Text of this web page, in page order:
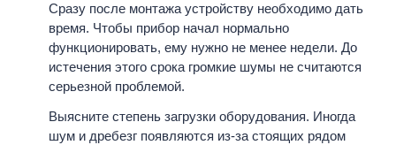
Сразу после монтажа устройству необходимо дать
время. Чтобы прибор начал нормально
функционировать, ему нужно не менее недели. До
истечения этого срока громкие шумы не считаются
серьезной проблемой.
Выясните степень загрузки оборудования. Иногда
шум и дребезг появляются из-за стоящих рядом